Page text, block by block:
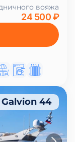
вояжа
24 500 ₽
Galvion 44